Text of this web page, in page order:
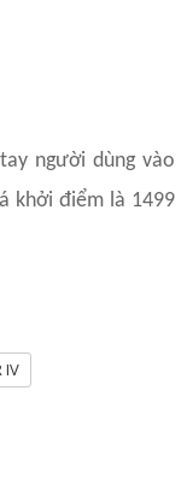
người dùng vào
khởi điểm là 1499
IV